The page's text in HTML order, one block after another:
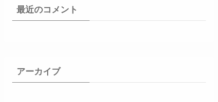
最近のコメント
アーカイブ